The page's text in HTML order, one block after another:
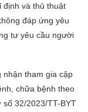
định và thủ thuật
đáp ứng yêu
tư yêu cầu người
tham gia cập
chữa bệnh theo
32/2023/TT-BYT